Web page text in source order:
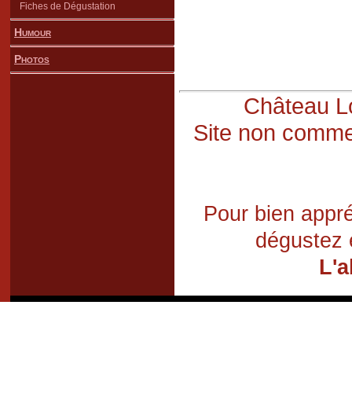
Fiches de Dégustation
Humour
Photos
Château
Site non
Pour bien
dégustez